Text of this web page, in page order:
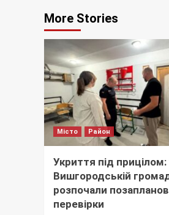
More Stories
Місто Район
Укриття під прицілом:
Вишгородській
розпочали
перевірки